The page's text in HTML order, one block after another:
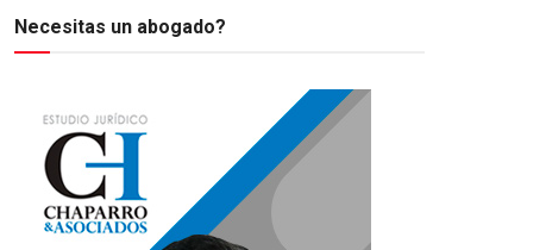
Necesitas un abogado?